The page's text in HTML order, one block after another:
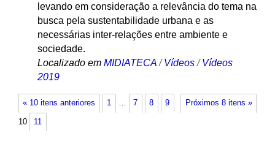
levando em consideração a relevância do tema na
busca pela sustentabilidade urbana e as
necessárias inter-relações entre ambiente e
sociedade.
Localizado em MIDIATECA /Vídeos /Vídeos
2019
« 10 itens anteriores Próximos 8 itens »
1 … 7 8 9
10 11